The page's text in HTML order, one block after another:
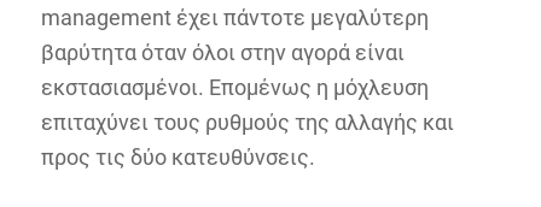
management έχει πάντοτε μεγαλύτερη
βαρύτητα όταν όλοι στην αγορά είναι
εκστασιασμένοι. Επομένως η μόχλευση
επιταχύνει τους ρυθμούς της αλλαγής και
προς τις δύο κατευθύνσεις.